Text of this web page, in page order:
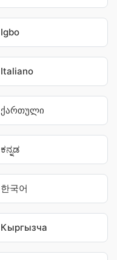
Igbo
Italiano
ქართული
ಕನ್ನಡ
한국어
Кыргызча